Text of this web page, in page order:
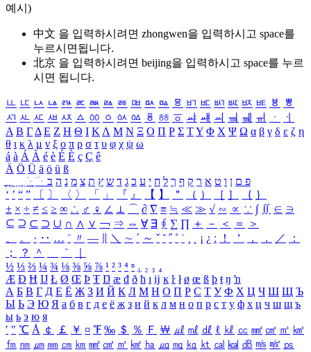
예시)
中文 을 입력하시려면 zhongwen을 입력하시고 space를
누르시면됩니다.
北京 을 입력하시려면 beijing을 입력하시고 space를 누르
시면 됩니다.
ㅥ ㅦ ㅧ ㅨ ㅩ ㅪ ㅫ ㅬ ㅭ ㅮ ㅯ ㅰ ㅱ ㅲ ㅳ ㅴ ㅵ ㅶ ㅷ ㅸ
ㅹ
ㅺ ㅻ ㅼ ㅽ ㅾ ㅿ ㆀ ㆁ ㆂ ㆃ ㆄ ㆅ ㆆ ㆇ ㆈ ㆉ ㆊ ㆋ ㆌ ㆍ
ㆎ
Α Β ΓΔ Ε Ζ Η Θ Ι ΚΛ Μ Ν Ξ Ο Π Ρ Σ ΤΥ Φ Χ Ψ Ω α β γ δ ε ζ η
θ ι κ λ μ ν ξ ο π ρ σ τ υ φ χ ψ ω
á à Á À é è É È ç Ç ê
Ä Ö Ü ä ö ü ß
ִֶֹ ֻּ ׁׂ פ ם ן ו ט א ר ק ף ך ל ח י ע כ ג ד ש ץ ת צ מ נ ה ב
‘ ’ “ ” 〔 〕 〈 〉 「 」 『 』 【 】 ＂ （ ） ［ ］ ｛ ｝
± × ÷ ≠ ≤ ≥ ∞ ∴ ♂ ♀ ∠ ⊥ ⌒ ∂ ∇ ≡ ≒ ≪ ≫ √ ∽ ∝ ∵ ∫ ∬ ∈ ∋
⊆ ⊇ ⊂ ⊃ ∪ ∩ ∧ ∨ ￢ ⇒ ⇔ ∀ ∃ ∮ ∑ ∏ ＋ － ＜ ＝
＞
、
。 · ‥ … ¨ 〃 ― ＼ ∼ ´ ～ ˇ ˘ ˝ ˚ ˙ ¸ ¡ ¿ ː ！ ＇ ， ． ／
：
；
？ ＾ ｀
½ ⅓ ⅔ ¼ ¾ ⅛ ⅜ ⅝ ⅞ ¹ ² ³ ⁴ ⁿ ₁ ₂ ₃ ₄
Æ Ð Ħ Ĳ Ł Ø Œ Þ Ŧ Ŋ æ đ ð ħ ı ĳ ĸ ŀ ł ø œ ß þ ŧ ŋ ŉ
А Б В Г Д Е Ё Ж З И Й К Л М Н О П Р С Т У Ф Х Ц Ч Ш Щ Ъ
Ы Ь Э Ю Я а б в г д е ё ж з и й к л м н о п р с т у ф х ц ч ш щ ъ
ы ь э ю я
′ ″ ℃ Å ￠ ￡ ￥ ¤ ℉ ‰ ＄ ％ Ｆ ￦ ㎕ ㎖ ㎗ ℓ ㎘ ㏄ ㎣ ㎤ ㎥ ㎦
㎙ ㎚ ㎛ ㎜ ㎝ ㎞ ㎟ ㎠ ㎡ ㎢ ㏊ ㎍ ㎎ ㎏ ㏏ ㎈ ㎉ ㏈ ㎧ ㎨ ㎰